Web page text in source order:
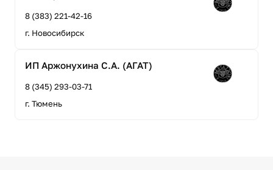
8 (383) 221-42-16
г. Новосибирск
ИП Аржонухина С.А. (АГАТ)
8 (345) 293-03-71
г. Тюмень